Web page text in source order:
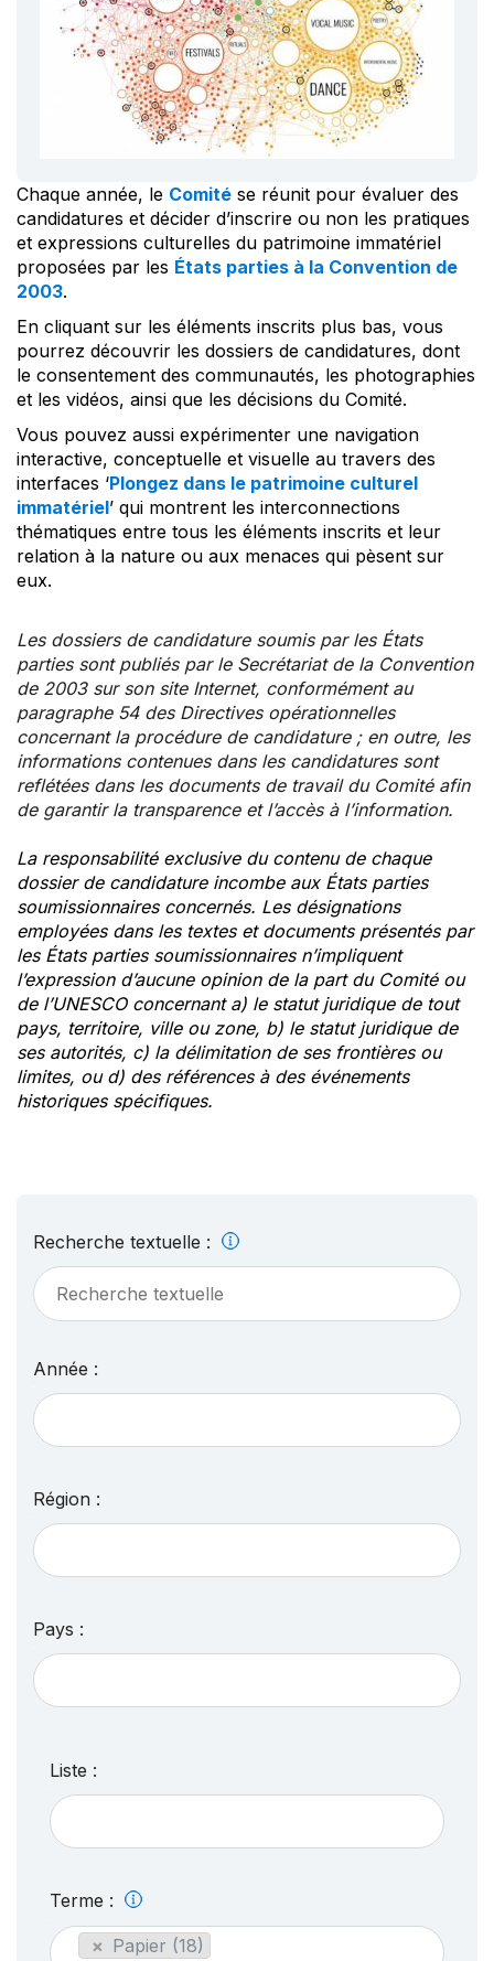
Chaque année, le Comité se réunit pour évaluer des
candidatures et décider d’inscrire ou non les pratiques
et expressions culturelles du patrimoine immatériel
proposées par les États parties à la Convention de
2003.
En cliquant sur les éléments inscrits plus bas, vous
pourrez découvrir les dossiers de candidatures, dont
le consentement des communautés, les photographies
et les vidéos, ainsi que les décisions du Comité.
Vous pouvez aussi expérimenter une navigation
interactive, conceptuelle et visuelle au travers des
interfaces ‘Plongez dans le patrimoine culturel
immatériel’ qui montrent les interconnections
thématiques entre tous les éléments inscrits et leur
relation à la nature ou aux menaces qui pèsent sur
eux.
Les dossiers de candidature soumis par les États
parties sont publiés par le Secrétariat de la Convention
de 2003 sur son site Internet, conformément au
paragraphe 54 des Directives opérationnelles
concernant la procédure de candidature ; en outre, les
informations contenues dans les candidatures sont
reflétées dans les documents de travail du Comité afin
de garantir la transparence et l’accès à l’information.
La responsabilité exclusive du contenu de chaque
dossier de candidature incombe aux États parties
soumissionnaires concernés. Les désignations
employées dans les textes et documents présentés par
les États parties soumissionnaires n’impliquent
l’expression d’aucune opinion de la part du Comité ou
de l’UNESCO concernant a) le statut juridique de tout
pays, territoire, ville ou zone, b) le statut juridique de
ses autorités, c) la délimitation de ses frontières ou
limites, ou d) des références à des événements
historiques spécifiques.
Recherche textuelle :
Année :
Région :
Pays :
Liste :
Terme :
× Papier (18)